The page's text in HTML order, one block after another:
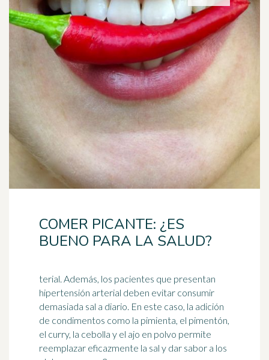
COMER PICANTE: ¿ES
BUENO PARA LA SALUD?
terial. Además, los pacientes que presentan
hipertensión arterial deben evitar consumir
demasiada sal a diario. En este caso, la adición
de condimentos como la pimienta, el pimentón,
el curry, la cebolla y el ajo en polvo permite
reemplazar eficazmente la sal y dar sabor a los